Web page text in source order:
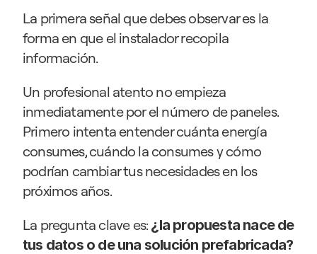
La primera señal que debes observar es la
forma en que el instalador recopila
información.
Un profesional atento no empieza
inmediatamente por el número de paneles.
Primero intenta entender cuánta energía
consumes, cuándo la consumes y cómo
podrían cambiar tus necesidades en los
próximos años.
La pregunta clave es: ¿la propuesta nace de
tus datos o de una solución prefabricada?